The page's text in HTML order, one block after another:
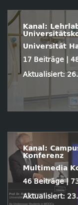
Kanal:
Hamburg
Universität
17 Beiträge |
Aktualisiert:
Kanal:
Konferenz
Multimedia
46 Beiträge |
Aktualisiert: